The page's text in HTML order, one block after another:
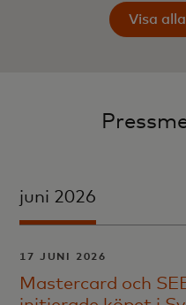
Visa
juni 2026
17 JUNI 2026
Mastercard och